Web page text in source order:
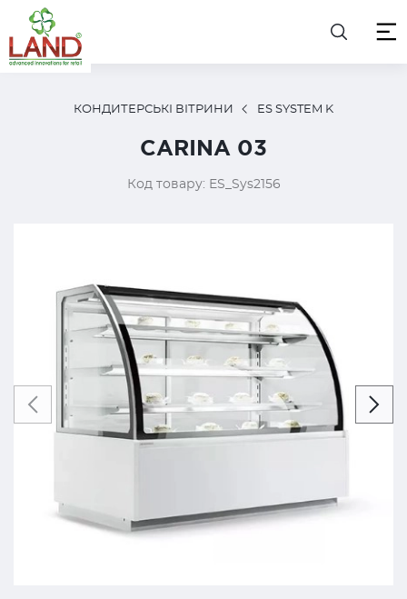
КОНДИТЕРСЬКІ ВІТРИНИ ES SYSTEM K
CARINA 03
Код товару: ES_Sys2156